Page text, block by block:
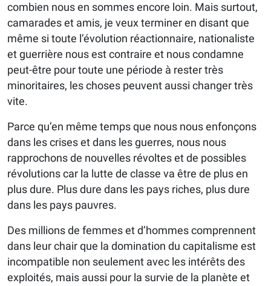
combien nous en sommes encore loin. Mais surtout,
camarades et amis, je veux terminer en disant que
même si toute l’évolution réactionnaire, nationaliste
et guerrière nous est contraire et nous condamne
peut-être pour toute une période à rester très
minoritaires, les choses peuvent aussi changer très
vite.
Parce qu’en même temps que nous nous enfonçons
dans les crises et dans les guerres, nous nous
rapprochons de nouvelles révoltes et de possibles
révolutions car la lutte de classe va être de plus en
plus dure. Plus dure dans les pays riches, plus dure
dans les pays pauvres.
Des millions de femmes et d’hommes comprennent
dans leur chair que la domination du capitalisme est
incompatible non seulement avec les intérêts des
exploités, mais aussi pour la survie de la planète et